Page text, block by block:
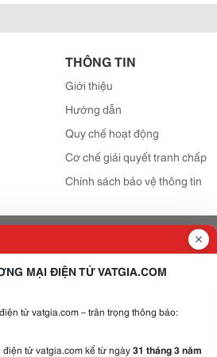
THÔNG TIN
Giới thiệu
Hướng dẫn
Quy chế hoạt động
Cơ chế giải quyết tranh chấp
Chính sách bảo vệ thông tin
MẠI ĐIỆN TỬ VATGIA.COM
tử vatgia.com – trân trọng thông báo:
tử vatgia.com kể từ ngày31 tháng 3 năm